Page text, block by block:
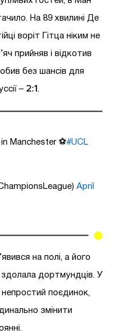
На 89 хвилині Де
воріт Гітца ніким не
прийняв і відкотив
без шансів для
– 2:1
Manchester ⚽️#UCL
April
на полі, а його
дортмундців. У
непростий поєдинок,
змінити